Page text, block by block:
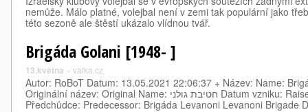
nemůže. Málo platné, volejbal není v zemi tak populární jako
této sezoně ale štěstí ukázalo vlídnou tvář.
Brigáda Golani [1948- ]
13.května » valka.cz
Autor: RoBoT Datum: 13.05.2021 22:06:37 + Název: Name:
Originální název: Original Name: חטיבת גולני Datum vzniku: Raised/Formed: 28.02.1948
Předchůdce: Predecessor: Brigáda Levanoni Levanoni Brigade